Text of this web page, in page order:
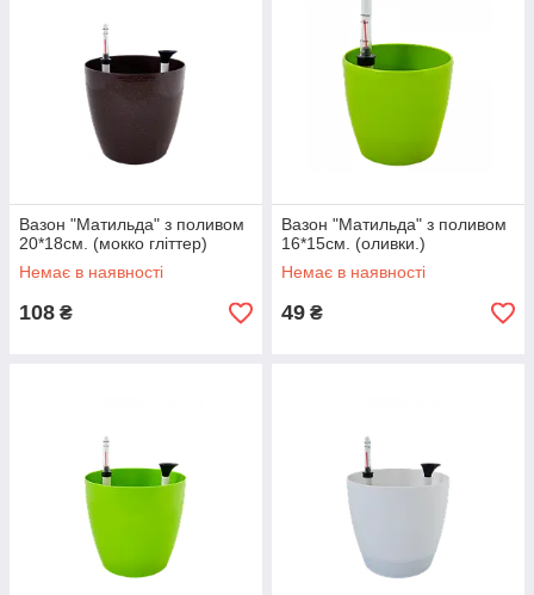
Вазон "Матильда" з поливом
20*18см. (мокко гліттер)
Немає в наявності
108 ₴
Вазон "Матильда" з поливом
16*15см. (оливки.)
Немає в наявності
49 ₴